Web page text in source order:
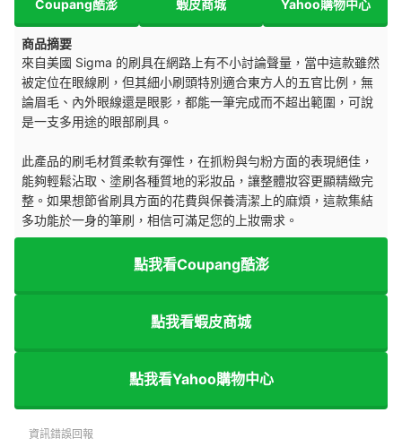
Coupang酷澎 蝦皮商城 Yahoo購物中心
商品摘要
來自美國 Sigma 的刷具在網路上有不小討論聲量，當中這款雖然
被定位在眼線刷，但其細小刷頭特別適合東方人的五官比例，無
論眉毛、內外眼線還是眼影，都能一筆完成而不超出範圍，可說
是一支多用途的眼部刷具。
此產品的刷毛材質柔軟有彈性，在抓粉與勻粉方面的表現絕佳，
能夠輕鬆沾取、塗刷各種質地的彩妝品，讓整體妝容更顯精緻完
整。如果想節省刷具方面的花費與保養清潔上的麻煩，這款集結
多功能於一身的筆刷，相信可滿足您的上妝需求。
點我看Coupang酷澎
點我看蝦皮商城
點我看Yahoo購物中心
資訊錯誤回報